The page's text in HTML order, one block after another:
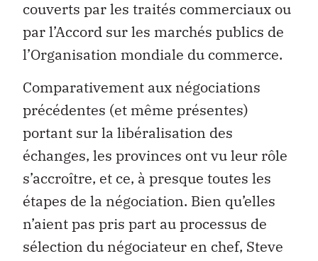
couverts par les traités commerciaux ou
par l’Accord sur les marchés publics de
l’Organisation mondiale du commerce.
Comparativement aux négociations
précédentes (et même présentes)
portant sur la libéralisation des
échanges, les provinces ont vu leur rôle
s’accroître, et ce, à presque toutes les
étapes de la négociation. Bien qu’elles
n’aient pas pris part au processus de
sélection du négociateur en chef, Steve